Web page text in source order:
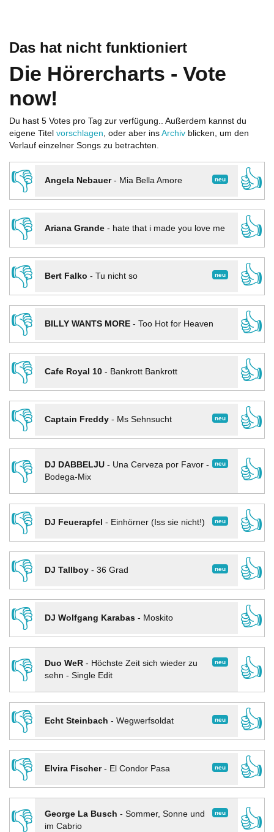
Das hat nicht funktioniert
Die Hörercharts - Vote
now!
Du hast 5 Votes pro Tag zur verfügung.. Außerdem kannst du
eigene Titel vorschlagen, oder aber ins Archiv blicken, um den
Verlauf einzelner Songs zu betrachten.
👎 neu
Angela Nebauer- Mia Bella Amore
👍
👎
Ariana Grande- hate that i made you love me
👍
👎
neu
Bert Falko - Tu nicht so
👍
👎
BILLY WANTS MORE- Too Hot for Heaven
👍
👎
Cafe Royal 10- Bankrott Bankrott
👍
👎
neu
Captain Freddy- Ms Sehnsucht
👍
👎
neu
DJ DABBELJU- Una Cerveza por Favor -
Bodega-Mix
👍
👎
neu
DJ Feuerapfel - Einhörner (Iss sie nicht!)
👍
👎
neu
DJ Tallboy- 36 Grad
👍
👎
DJ Wolfgang Karabas- Moskito
👍
👎
neu
Duo WeR- Höchste Zeit sich wieder zu
sehn - Single Edit
👍
👎
neu
Echt Steinbach - Wegwerfsoldat
👍
👎
neu
Elvira Fischer- El Condor Pasa
👍
👎
neu
George La Busch - Sommer, Sonne und
im Cabrio
👍